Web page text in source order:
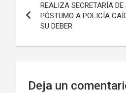
de
REALIZA SECRETARÍA
PÓSTUMO A POLICÍA
SU DEBER
Deja un